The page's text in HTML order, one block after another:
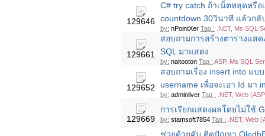
129646
C# try catch ถ้าเน็ตหลุดหรือ
countdown 30วินาที แล้วกลั
by: nPointXer Tag : .NET, Ms SQL
129661
สอบถามการสร้างตารางแส
SQL มาแสดง
by: naitooton Tag : ASP, Ms SQL
129652
สอบถามเรื่อง insert into แบ
username เพื่อจะเอา Id มา
by: adminliver Tag : .NET, Web
129669
การเรียกแสดงผลโดยไม่ใช้
by: stamsoft7854 Tag : .NET, Web